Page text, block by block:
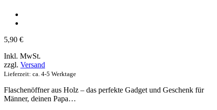
5,90 €
Inkl. MwSt.
zzgl. Versand
Lieferzeit: ca. 4-5 Werktage
Flaschenöffner aus Holz – das perfekte Gadget und Geschenk für
Männer, deinen Papa…